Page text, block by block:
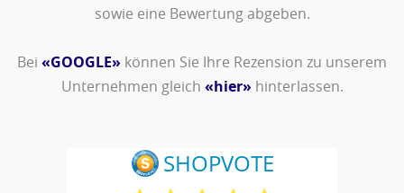
sowie eine Bewertung abgeben.
Bei «GOOGLE» können Sie Ihre Rezension zu unserem
Unternehmen gleich «hier» hinterlassen.